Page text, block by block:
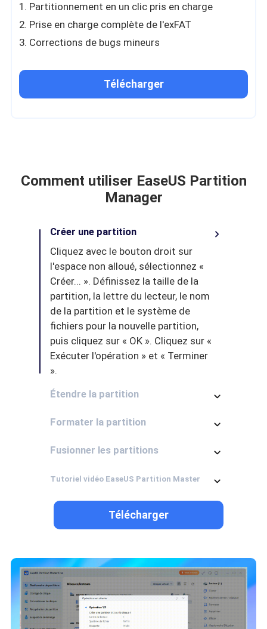
1. Partitionnement en un clic pris en charge
2. Prise en charge complète de l'exFAT
3. Corrections de bugs mineurs
Télécharger
Comment utiliser EaseUS Partition
Manager
Créer une partition
Cliquez avec le bouton droit sur
l'espace non alloué, sélectionnez «
Créer... ». Définissez la taille de la
partition, la lettre du lecteur, le nom
de la partition et le système de
fichiers pour la nouvelle partition,
puis cliquez sur « OK ». Cliquez sur «
Exécuter l'opération » et « Terminer
».
Étendre la partition
Formater la partition
Fusionner les partitions
Tutoriel vidéo EaseUS Partition Master
Télécharger